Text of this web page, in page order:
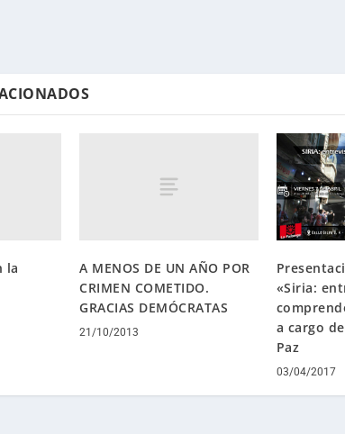
la
A MENOS DE UN AÑO POR
CRIMEN COMETIDO.
GRACIAS DEMÓCRATAS
21/10/2013
«Siria:
a cargo
Paz
03/04/2017